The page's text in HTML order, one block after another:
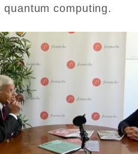
quantum computing.